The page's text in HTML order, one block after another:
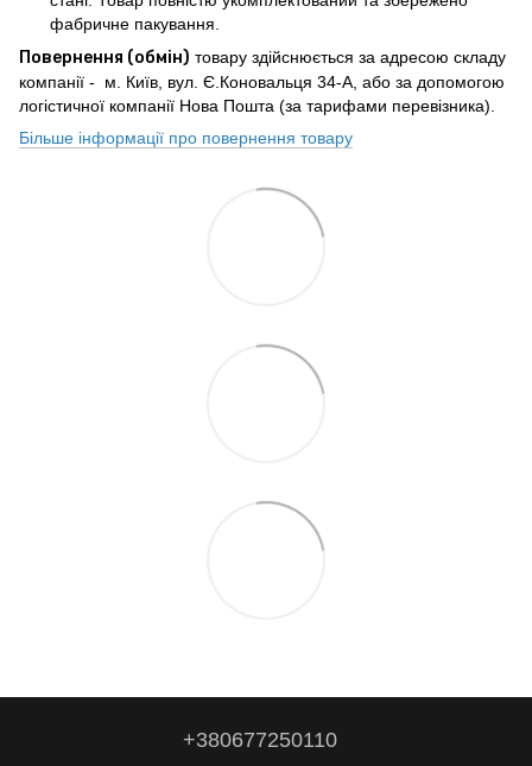
фабричне пакування.
Повернення (обмін) товару здійснюється за адресою складу
компанії - м. Київ, вул. Є.Коновальця 34-А, або за допомогою
логістичної компанії Нова Пошта (за тарифами перевізника).
Більше інформації про повернення товару
+380677250110